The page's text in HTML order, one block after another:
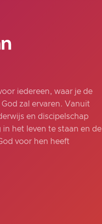
iedereen, waar je de
zal ervaren. Vanuit
en discipelschap
het leven te staan en de
voor hen heeft